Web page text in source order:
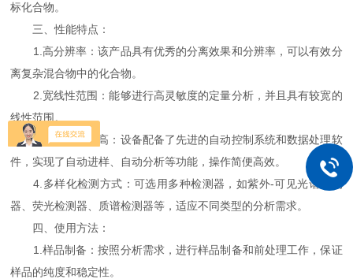
标化合物。
三、性能特点：
1.高分辨率：该产品具有优秀的分离效果和分辨率，可以有效分
离复杂混合物中的化合物。
2.宽线性范围：能够进行高灵敏度的定量分析，并且具有较宽的
线性范围。
3.自动化程度高：设备配备了先进的自动控制系统和数据处理软
件，实现了自动进样、自动分析等功能，操作简便高效。
4.多样化检测方式：可选用多种检测器，如紫外-可见光谱检测
器、荧光检测器、质谱检测器等，适应不同类型的分析需求。
四、使用方法：
1.样品制备：按照分析需求，进行样品制备和前处理工作，保证
样品的纯度和稳定性。